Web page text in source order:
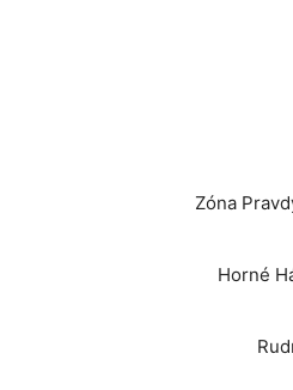
Zóna
Horné